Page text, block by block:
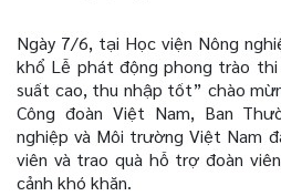
Ngày 7/6, tại Học viện Nông
khổ Lễ phát động phong trào thi
suất cao, thu nhập tốt” chào
Công đoàn Việt Nam, Ban
nghiệp và Môi trường Việt Nam
viên và trao quà hỗ trợ đoàn
cảnh khó khăn.